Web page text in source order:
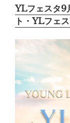
YLフェスタ9
ト・YLフェ